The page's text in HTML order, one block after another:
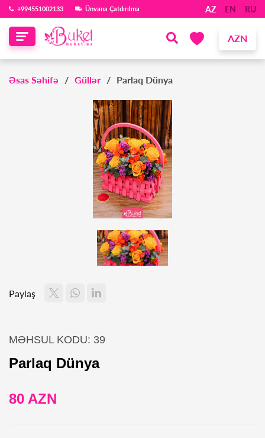
‪+994551002133‬ Ünvana Çatdırılma AZ EN RU
AZN
Əsas Səhifə Güllər Parlaq Dünya
Paylaş
MƏHSUL KODU: 39
Parlaq Dünya
80 AZN